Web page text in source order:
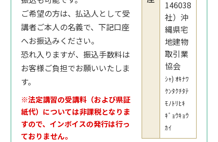
ご希望の方は、払込人として受
講者ご本人の名義で、下記口座
へお振込みください。
恐れ入りますが、振込手数料は
お客様ご負担でお願いいたしま
す。
※法定講習の受講料（および県証
紙代）については非課税となりま
すので、インボイスの発行は行っ
ておりません。
146038
社）沖
縄県宅
地建物
取引業
協会
ｼｬ) ｵｷﾅﾜ
ｹﾝﾀｸﾁﾀﾃ
ﾓﾉﾄﾘﾋｷ
ｷﾞｮｳｷｮｳ
ｶｲ